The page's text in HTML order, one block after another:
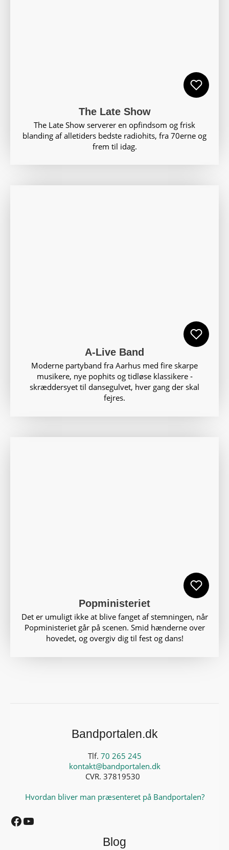
The Late Show
The Late Show serverer en opfindsom og frisk
blanding af alletiders bedste radiohits, fra 70erne og
frem til idag.
A-Live Band
Moderne partyband fra Aarhus med fire skarpe
musikere, nye pophits og tidløse klassikere ‑
skræddersyet til dansegulvet, hver gang der skal
fejres.
Popministeriet
Det er umuligt ikke at blive fanget af stemningen, når
Popministeriet går på scenen. Smid hænderne over
hovedet, og overgiv dig til fest og dans!
Bandportalen.dk
Tlf. 70 265 245
kontakt@bandportalen.dk
CVR. 37819530
Hvordan bliver man præsenteret på Bandportalen?
Facebook
Blog